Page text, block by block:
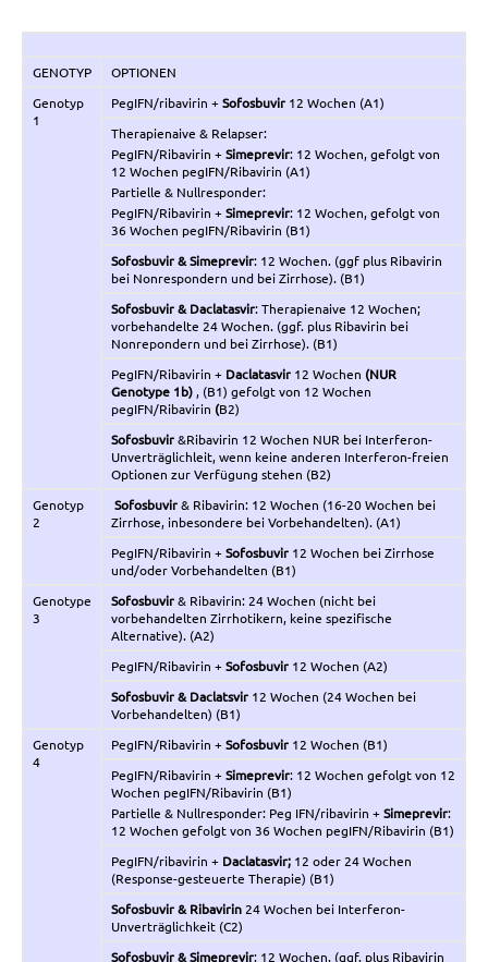
GENOTYP
OPTIONEN
Genotyp
1
PegIFN/ribavirin +Sofosbuvir 12 Wochen (A1)
Therapienaive & Relapser:
PegIFN/Ribavirin +Simeprevir: 12 Wochen, gefolgt von
12 Wochen pegIFN/Ribavirin (A1)
Partielle & Nullresponder:
PegIFN/Ribavirin +Simeprevir: 12 Wochen, gefolgt von
36 Wochen pegIFN/Ribavirin (B1)
Sofosbuvir & Simeprevir: 12 Wochen. (ggf plus Ribavirin
bei Nonrespondern und bei Zirrhose). (B1)
Sofosbuvir & Daclatasvir: Therapienaive 12 Wochen;
vorbehandelte 24 Wochen. (ggf. plus Ribavirin bei
Nonrepondern und bei Zirrhose). (B1)
PegIFN/Ribavirin + Daclatasvir 12 Wochen (NUR
Genotype 1b) , (B1) gefolgt von 12 Wochen
pegIFN/Ribavirin (B2)
Sofosbuvir&Ribavirin 12 Wochen NUR bei Interferon-
Unverträglichleit, wenn keine anderen Interferon-freien
Optionen zur Verfügung stehen (B2)
Genotyp
2
Sofosbuvir& Ribavirin: 12 Wochen (16-20 Wochen bei
Zirrhose, inbesondere bei Vorbehandelten). (A1)
PegIFN/Ribavirin +Sofosbuvir 12 Wochen bei Zirrhose
und/oder Vorbehandelten (B1)
Genotype
3
Sofosbuvir& Ribavirin: 24 Wochen (nicht bei
vorbehandelten Zirrhotikern, keine spezifische
Alternative). (A2)
PegIFN/Ribavirin +Sofosbuvir 12 Wochen (A2)
Sofosbuvir & Daclatsvir 12 Wochen (24 Wochen bei
Vorbehandelten) (B1)
Genotyp
4
PegIFN/Ribavirin +Sofosbuvir 12 Wochen (B1)
PegIFN/Ribavirin +Simeprevir: 12 Wochen gefolgt von 12
Wochen pegIFN/Ribavirin (B1)
Partielle & Nullresponder: Peg IFN/ribavirin +Simeprevir:
12 Wochen gefolgt von 36 Wochen pegIFN/Ribavirin (B1)
PegIFN/ribavirin + Daclatasvir; 12 oder 24 Wochen
(Response-gesteuerte Therapie) (B1)
Sofosbuvir & Ribavirin 24 Wochen bei Interferon-
Unverträglichkeit (C2)
Sofosbuvir & Simeprevir: 12 Wochen. (ggf. plus Ribavirin